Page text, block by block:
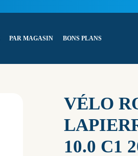
PAR MAGASIN BONS PLANS
VÉLO
10.0 C1